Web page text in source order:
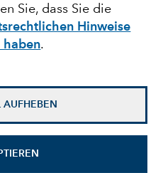
Sie, dass Sie die
Hinweise
haben.